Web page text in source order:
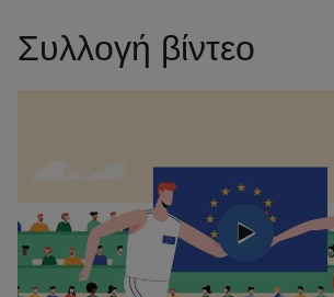
Συλλογή βίντεο